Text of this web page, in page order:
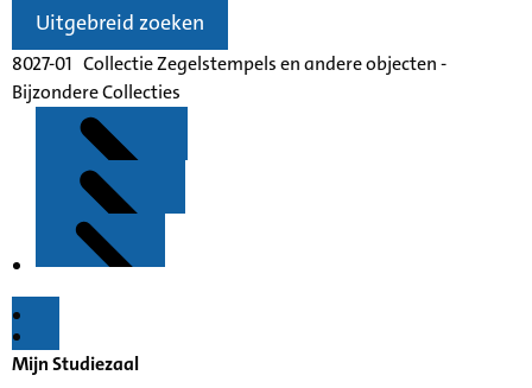
Uitgebreid zoeken
8027-01 Collectie Zegelstempels en andere objecten -
Bijzondere Collecties
Collectie
Mijn Studiezaal